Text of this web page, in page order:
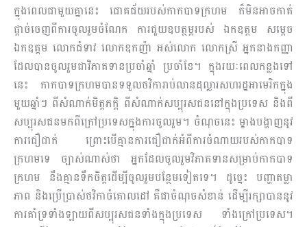
ក្នុងពេលជាមួយគ្នានេះ ជោគជ័យរបស់កាកបាទក្រហម ក៏មិនអាចកាត់
ផ្ដាច់ចេញពីការចូលរួមចំណែក ការជួយឧបត្ថម្ភរបស់ ឯកឧត្តម សម្ដេច
ឯកឧត្តម លោកជំទាវ លោកឧកញ៉ា អស់លោក លោកស្រី អ្នកនាងកញ្ញា
ដែលបានចូលរួមជាវិភាគទានប្រចាំឆ្នាំ ប្រចាំខែ។ ក្នុងរយៈពេលកន្លងទៅ
នេះ កាកបាទក្រហមបានទទួលថវិការាប់លានដុល្លារសហរដ្ឋអាមេរិកក្នុង
មួយឆ្នាំៗ ពីសំណាក់មិត្តភក្តិ ពីសំណាក់សប្បុរសជននៅក្នុងប្រទេស និងពី
សប្បុរសជនមកពីក្រៅប្រទេសក្នុងការចូលរួម។ ចំណុចនេះ ម្ខាងបង្ហាញនូវ
ការជឿជាក់ ព្រោះបើគ្មានការជឿជាក់អំពីការចំណាយរបស់កាកបាទ
ក្រហមទេ ច្បាស់ណាស់ថា អ្នកដែលចូលរួមវិភាគ​ទានសម្រាប់កាកបាទ
ក្រហម នឹងគ្មានទឹកចិត្តដើម្បីចូលរួមបន្ថែមទៀតទេ។ ដូច្នេះ បញ្ហាតម្លា
ភាព និងប្រើប្រាស់ថវិកាចំគោលដៅ គឺជាចំណុចសំខាន់ ដើម្បីរក្សាបាននូវ
ការគាំទ្រទាំងឡាយពីសប្បុរសជនទាំងក្នុងប្រទេស ទាំងក្រៅប្រទេស។